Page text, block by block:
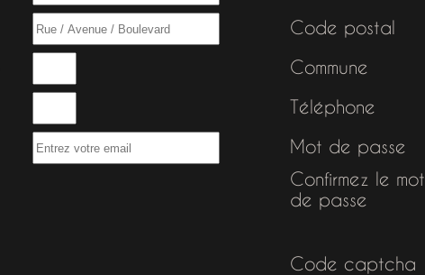
Code postal
Commune
Téléphone
Mot de passe
Confirmez le mot
de passe
Code captcha